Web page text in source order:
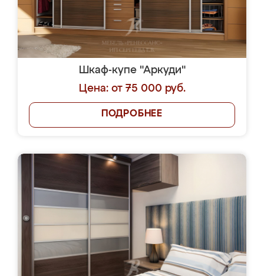
Шкаф-купе "Аркуди"
Цена: от 75 000 руб.
ПОДРОБНЕЕ